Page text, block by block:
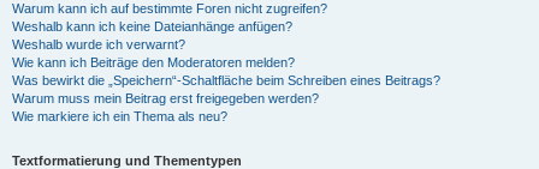
Warum kann ich auf bestimmte Foren nicht zugreifen?
Weshalb kann ich keine Dateianhänge anfügen?
Weshalb wurde ich verwarnt?
Wie kann ich Beiträge den Moderatoren melden?
Was bewirkt die „Speichern“-Schaltfläche beim Schreiben eines Beitrags?
Warum muss mein Beitrag erst freigegeben werden?
Wie markiere ich ein Thema als neu?
Textformatierung und Thementypen